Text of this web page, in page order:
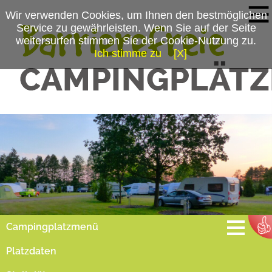
Campingplatzmenü
Platzdaten
Wir verwenden Cookies, um Ihnen den bestmöglichen
Service zu gewährleisten. Wenn Sie auf der Seite
weitersurfen stimmen Sie der Cookie-Nutzung zu.
Ich stimme zu
[X]